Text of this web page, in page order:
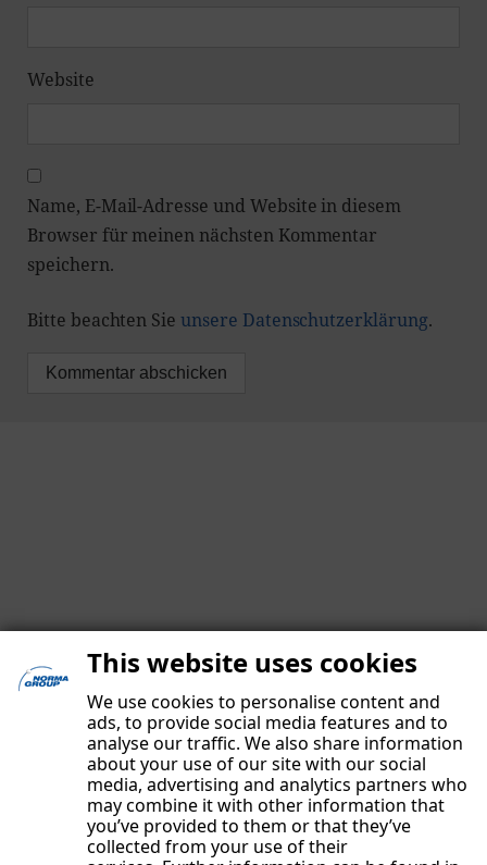
This website uses cookies
We use cookies to personalise content and
ads, to provide social media features and to
analyse our traffic. We also share information
about your use of our site with our social
media, advertising and analytics partners who
may combine it with other information that
you’ve provided to them or that they’ve
collected from your use of their
Website
Name, E-Mail-Adresse und Website in diesem
Browser für meinen nächsten Kommentar
speichern.
Bitte beachten Sieunsere Datenschutzerklärung.
IMPRESSUM
DATENSCHUTZERKLÄRUNG
UNSERE AUTOREN
KONTAKT